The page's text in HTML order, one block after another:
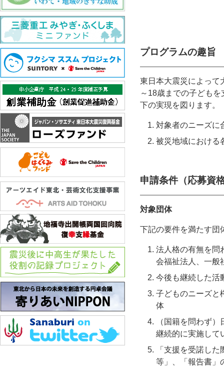
プログラムの趣旨
東日本大震災によって
～18歳までの子ども
下の実現を図ります。
対象者のニーズに
被災地域における
申請条件（応募資
対象団体
下記の要件を満たす団
法人格の有無を問
会福祉法人、一般
今後も継続した活
子どものニーズと
体
（国籍を問わず
継続的に実施し
「支援を受諾し
等」、「報告書